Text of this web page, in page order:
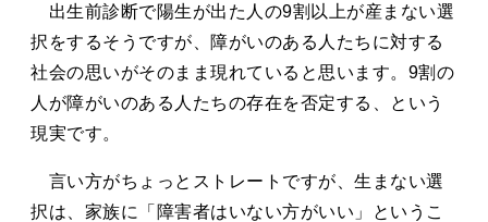
出生前診断で陽生が出た人の9割以上が産まない選
択をするそうですが、障がいのある人たちに対する
社会の思いがそのまま現れていると思います。9割の
人が障がいのある人たちの存在を否定する、という
現実です。
言い方がちょっとストレートですが、生まない選
択は、家族に「障害者はいない方がいい」というこ